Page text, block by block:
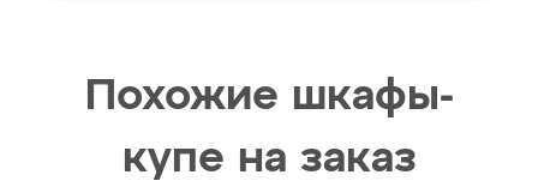
Похожие шкафы-
купе на заказ